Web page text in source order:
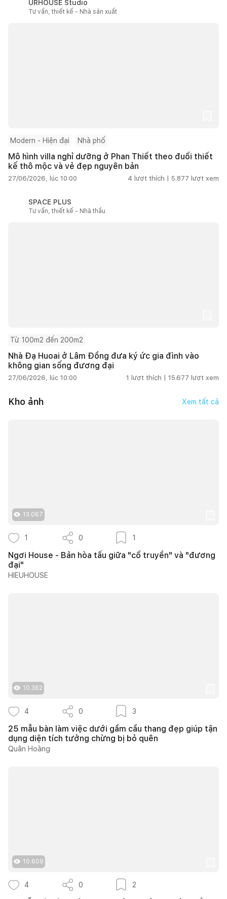
URHOUSE Studio
Tư vấn, thiết kế - Nhà sản xuất
Modern - Hiện đại Nhà phố
Mô hình villa nghỉ dưỡng ở Phan Thiết theo đuổi thiết
kế thô mộc và vẻ đẹp nguyên bản
27/06/2026, lúc 10:00 4 lượt thích | 5.877 lượt xem
SPACE PLUS
Tư vấn, thiết kế - Nhà thầu
Từ 100m2 đến 200m2
Nhà Đạ Huoai ở Lâm Đồng đưa ký ức gia đình vào
không gian sống đương đại
27/06/2026, lúc 10:00 1 lượt thích | 15.677 lượt xem
Kho ảnh Xem tất cả
13.067
1 0 1
Ngơi House - Bản hòa tấu giữa "cổ truyền" và "đương
đại"
HIEUHOUSE
10.362
4 0 3
25 mẫu bàn làm việc dưới gầm cầu thang đẹp giúp tận
dụng diện tích tưởng chừng bị bỏ quên
Quân Hoàng
10.609
4 0 2